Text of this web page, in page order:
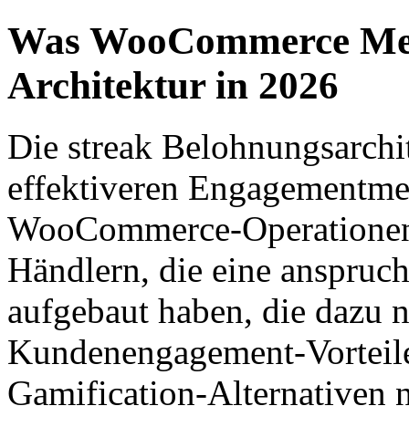
Was WooCommerce
Architektur in 2026
Die streak
effektiveren
WooCommerce-
Händlern, die eine
aufgebaut haben, die dazu
Kundenengagement-
Gamification-Alternativen